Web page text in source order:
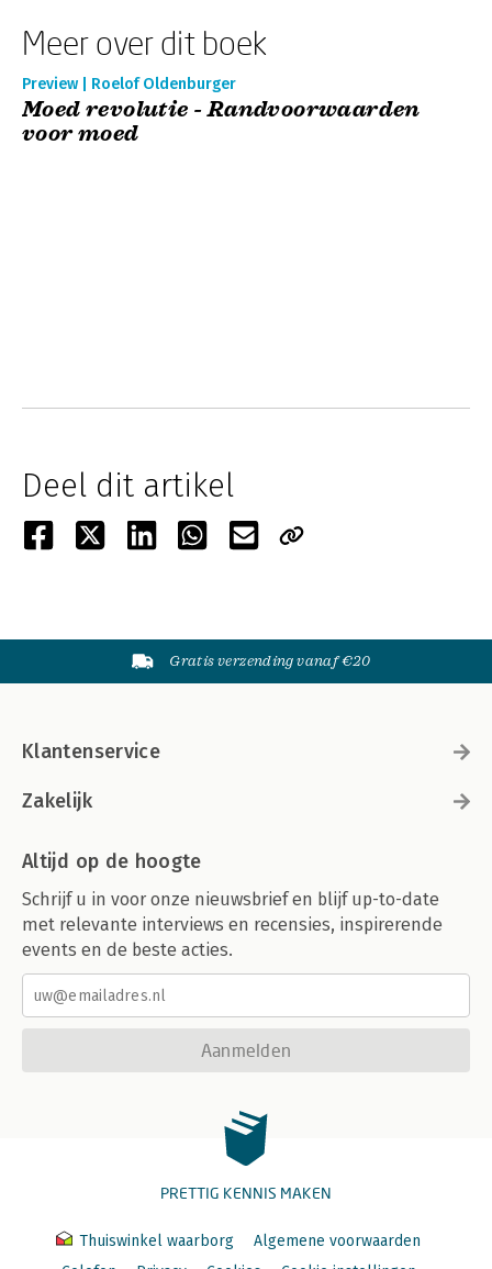
Meer over dit boek
Preview | Roelof Oldenburger
Moed revolutie - Randvoorwaarden
voor moed
Deel dit artikel
Gratis verzending vanaf €20
Klantenservice
Zakelijk
Altijd op de hoogte
Schrijf u in voor onze nieuwsbrief en blijf up-to-date
met relevante interviews en recensies, inspirerende
events en de beste acties.
Aanmelden
PRETTIG KENNIS MAKEN
Thuiswinkel waarborg
Algemene voorwaarden